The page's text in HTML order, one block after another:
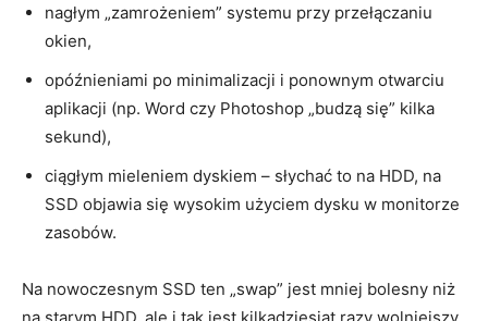
nagłym „zamrożeniem” systemu przy przełączaniu
okien,
opóźnieniami po minimalizacji i ponownym otwarciu
aplikacji (np. Word czy Photoshop „budzą się” kilka
sekund),
ciągłym mieleniem dyskiem – słychać to na HDD, na
SSD objawia się wysokim użyciem dysku w monitorze
zasobów.
Na nowoczesnym SSD ten „swap” jest mniej bolesny niż